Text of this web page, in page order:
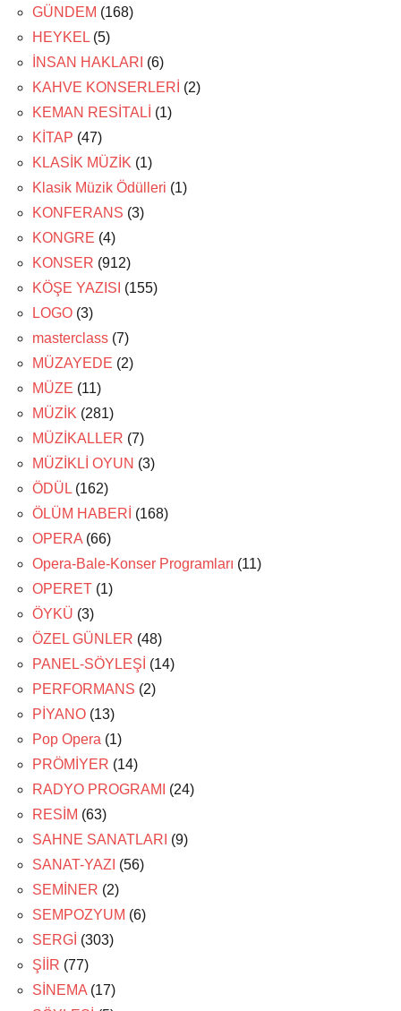
GÜNDEM (168)
HEYKEL (5)
İNSAN HAKLARI (6)
KAHVE KONSERLERİ (2)
KEMAN RESİTALİ (1)
KİTAP (47)
KLASİK MÜZİK (1)
Klasik Müzik Ödülleri (1)
KONFERANS (3)
KONGRE (4)
KONSER (912)
KÖŞE YAZISI (155)
LOGO (3)
masterclass (7)
MÜZAYEDE (2)
MÜZE (11)
MÜZİK (281)
MÜZİKALLER (7)
MÜZİKLİ OYUN (3)
ÖDÜL (162)
ÖLÜM HABERİ (168)
OPERA (66)
Opera-Bale-Konser Programları (11)
OPERET (1)
ÖYKÜ (3)
ÖZEL GÜNLER (48)
PANEL-SÖYLEŞİ (14)
PERFORMANS (2)
PİYANO (13)
Pop Opera (1)
PRÖMİYER (14)
RADYO PROGRAMI
(24)
RESİM (63)
SAHNE SANATLARI (9)
SANAT-YAZI (56)
SEMİNER (2)
SEMPOZYUM (6)
SERGİ (303)
ŞİİR (77)
SİNEMA (17)